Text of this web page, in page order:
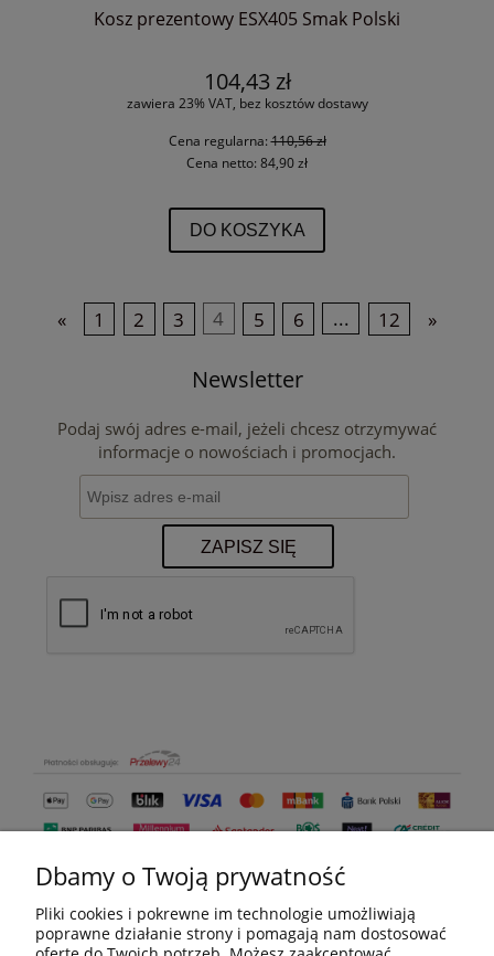
Kosz prezentowy ESX405 Smak Polski
104,43 zł
zawiera 23% VAT, bez kosztów dostawy
Cena regularna:110,56 zł
Cena netto: 84,90 zł
DO KOSZYKA
« 1 2 3 4 5 6 ... 12 »
Newsletter
Podaj swój adres e-mail, jeżeli chcesz otrzymywać
informacje o nowościach i promocjach.
ZAPISZ SIĘ
Dbamy o Twoją prywatność
Pliki cookies i pokrewne im technologie umożliwiają
poprawne działanie strony i pomagają nam dostosować